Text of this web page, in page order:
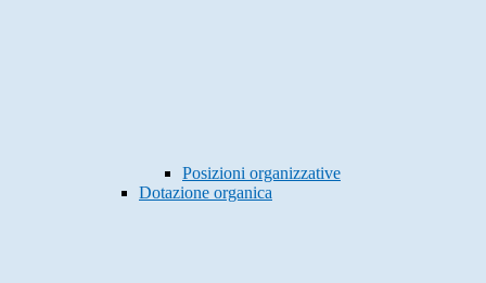
Posizioni organizzative
Dotazione organica